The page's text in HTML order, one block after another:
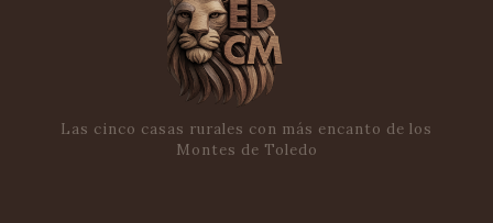
Las cinco casas rurales con más encanto de los
Montes de Toledo